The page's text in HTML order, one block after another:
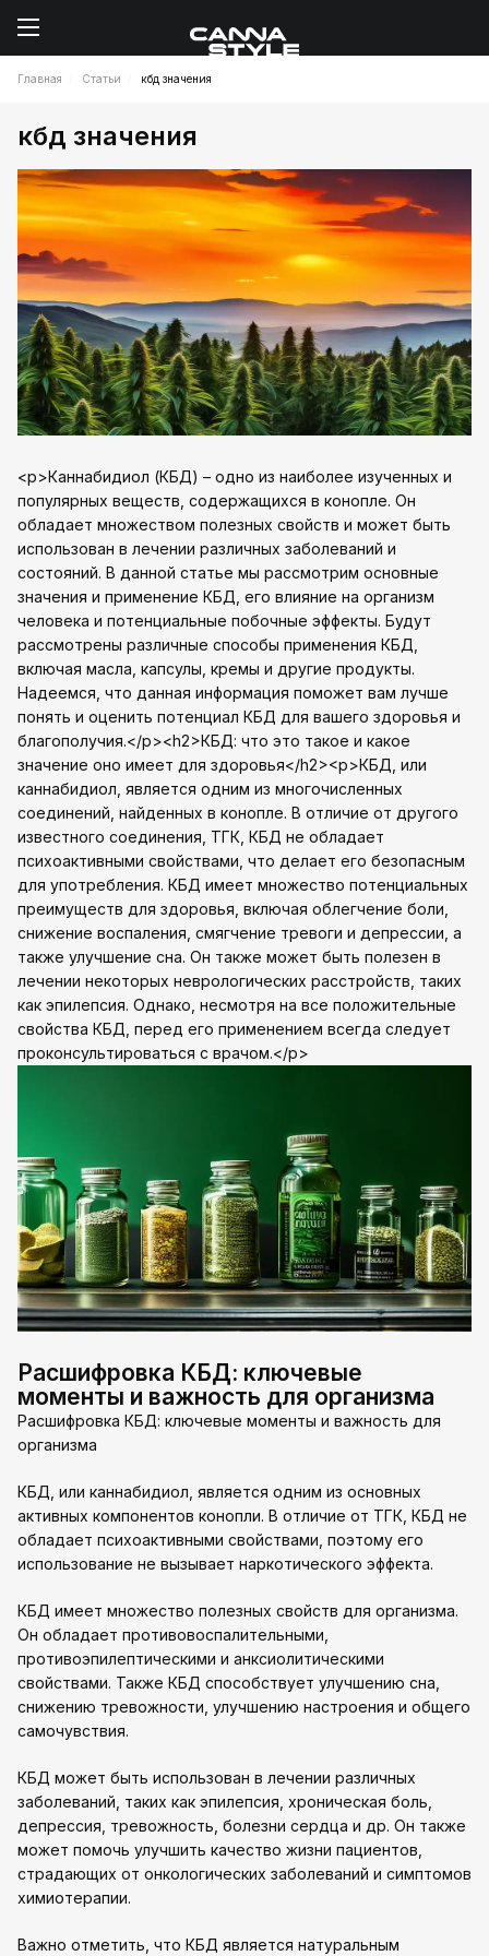
Главная Статьи кбд значения
кбд значения
<p>Каннабидиол (КБД) – одно из наиболее изученных и
популярных веществ, содержащихся в конопле. Он
обладает множеством полезных свойств и может быть
использован в лечении различных заболеваний и
состояний. В данной статье мы рассмотрим основные
значения и применение КБД, его влияние на организм
человека и потенциальные побочные эффекты. Будут
рассмотрены различные способы применения КБД,
включая масла, капсулы, кремы и другие продукты.
Надеемся, что данная информация поможет вам лучше
понять и оценить потенциал КБД для вашего здоровья и
благополучия.</p><h2>КБД: что это такое и какое
значение оно имеет для здоровья</h2><p>КБД, или
каннабидиол, является одним из многочисленных
соединений, найденных в конопле. В отличие от другого
известного соединения, ТГК, КБД не обладает
психоактивными свойствами, что делает его безопасным
для употребления. КБД имеет множество потенциальных
преимуществ для здоровья, включая облегчение боли,
снижение воспаления, смягчение тревоги и депрессии, а
также улучшение сна. Он также может быть полезен в
лечении некоторых неврологических расстройств, таких
как эпилепсия. Однако, несмотря на все положительные
свойства КБД, перед его применением всегда следует
проконсультироваться с врачом.</p>
Расшифровка КБД: ключевые
моменты и важность для организма
Расшифровка КБД: ключевые моменты и важность для
организма
КБД, или каннабидиол, является одним из основных
активных компонентов конопли. В отличие от ТГК, КБД не
обладает психоактивными свойствами, поэтому его
использование не вызывает наркотического эффекта.
КБД имеет множество полезных свойств для организма.
Он обладает противовоспалительными,
противоэпилептическими и анксиолитическими
свойствами. Также КБД способствует улучшению сна,
снижению тревожности, улучшению настроения и общего
самочувствия.
КБД может быть использован в лечении различных
заболеваний, таких как эпилепсия, хроническая боль,
депрессия, тревожность, болезни сердца и др. Он также
может помочь улучшить качество жизни пациентов,
страдающих от онкологических заболеваний и симптомов
химиотерапии.
Важно отметить, что КБД является натуральным